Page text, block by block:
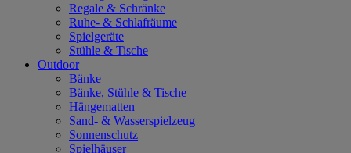
Regale & Schränke
Ruhe- & Schlafräume
Spielgeräte
Stühle & Tische
Outdoor
Bänke
Bänke, Stühle & Tische
Hängematten
Sand- & Wasserspielzeug
Sonnenschutz
Spielhäuser